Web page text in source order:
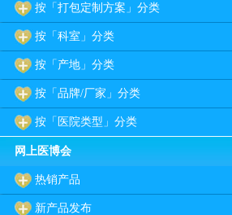
按「打包定制方案」分类
按「科室」分类
按「产地」分类
按「品牌/厂家」分类
按「医院类型」分类
网上医博会
热销产品
新产品发布